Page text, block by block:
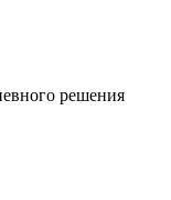
решения